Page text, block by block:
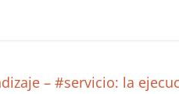
– #servicio: la